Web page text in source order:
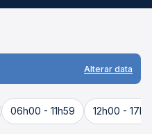
Alterar data
06h00 - 11h59 12h00 -